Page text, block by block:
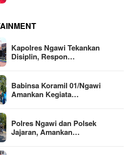
Kapolres Ngawi Tekankan
Disiplin, Respon…
Babinsa Koramil 01/Ngawi
Amankan Kegiata…
Polres Ngawi dan Polsek
Jajaran, Amankan…